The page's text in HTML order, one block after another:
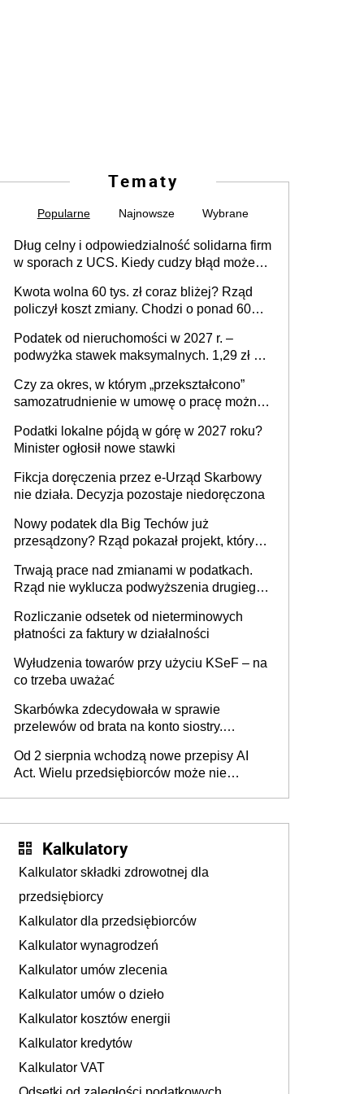
Tematy
Popularne Najnowsze Wybrane
Dług celny i odpowiedzialność solidarna firm
w sporach z UCS. Kiedy cudzy błąd może
Kwota wolna 60 tys. zł coraz bliżej? Rząd
policzył koszt zmiany. Chodzi o ponad 60
Podatek od nieruchomości w 2027 r. –
podwyżka stawek maksymalnych. 1,29 zł za
budynków i lokali związanych z
prowadzeniem działalności gospodarczej
Czy za okres, w którym „przekształcono”
samozatrudnienie w umowę o pracę można
umowy cywilnoprawnej jedynym
racjonalnym wyjściem
Podatki lokalne pójdą w górę w 2027 roku?
Minister ogłosił nowe stawki
Fikcja doręczenia przez e-Urząd Skarbowy
nie działa. Decyzja pozostaje niedoręczona
Nowy podatek dla Big Techów już
przesądzony? Rząd pokazał projekt, który
Trwają prace nad zmianami w podatkach.
Rząd nie wyklucza podwyższenia drugiego
Rozliczanie odsetek od nieterminowych
płatności za faktury w działalności
Wyłudzenia towarów przy użyciu KSeF – na
co trzeba uważać
Skarbówka zdecydowała w sprawie
przelewów od brata na konto siostry.
darowizna, ale podatku jednak nie będzie
Od 2 sierpnia wchodzą nowe przepisy AI
Act. Wielu przedsiębiorców może nie
Kalkulatory
Kalkulator składki zdrowotnej dla
przedsiębiorcy
Kalkulator dla przedsiębiorców
Kalkulator wynagrodzeń
Kalkulator umów zlecenia
Kalkulator umów o dzieło
Kalkulator kosztów energii
Kalkulator kredytów
Kalkulator VAT